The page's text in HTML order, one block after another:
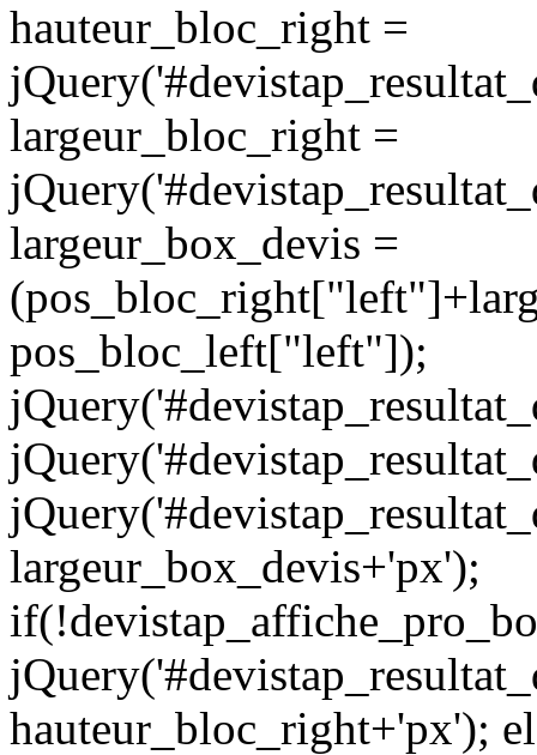
hauteur_bloc_right =
largeur_bloc_right =
largeur_box_devis =
pos_bloc_left["left"]);
largeur_box_devis+'px');
hauteur_bloc_right+'px');